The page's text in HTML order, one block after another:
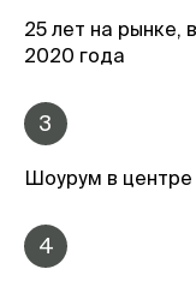
25 лет на рынке,
2020 года
3
Шоурум в
4